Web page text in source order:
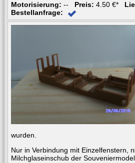
Motorisierung: -- Preis: 4.50 €*
Bestellanfrage:
wurden.
Nur in Verbindung mit Einzelfenstern,
Milchglaseinschub der